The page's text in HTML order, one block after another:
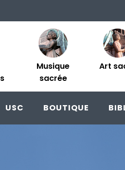
Musique
sacrée
Art
USC BOUTIQUE